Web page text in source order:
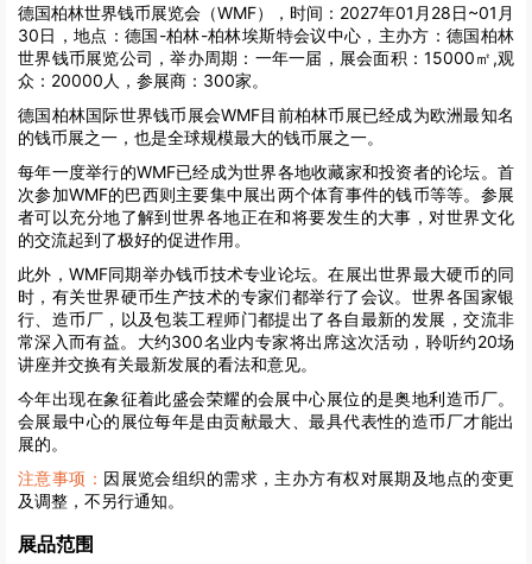
德国柏林世界钱币展览会（WMF），时间：2027年01月28日~01月
30日，地点：德国-柏林-柏林埃斯特会议中心，主办方：德国柏林
世界钱币展览公司，举办周期：一年一届，展会面积：15000㎡,观
众：20000人，参展商：300家。
德国柏林国际世界钱币展会WMF目前柏林币展已经成为欧洲最知名
的钱币展之一，也是全球规模最大的钱币展之一。
每年一度举行的WMF已经成为世界各地收藏家和投资者的论坛。首
次参加WMF的巴西则主要集中展出两个体育事件的钱币等等。参展
者可以充分地了解到世界各地正在和将要发生的大事，对世界文化
的交流起到了极好的促进作用。
此外，WMF同期举办钱币技术专业论坛。在展出世界最大硬币的同
时，有关世界硬币生产技术的专家们都举行了会议。世界各国家银
行、造币厂，以及包装工程师门都提出了各自最新的发展，交流非
常深入而有益。大约300名业内专家将出席这次活动，聆听约20场
讲座并交换有关最新发展的看法和意见。
今年出现在象征着此盛会荣耀的会展中心展位的是奥地利造币厂。
会展最中心的展位每年是由贡献最大、最具代表性的造币厂才能出
展的。
注意事项： 因展览会组织的需求，主办方有权对展期及地点的变更
及调整，不另行通知。
展品范围